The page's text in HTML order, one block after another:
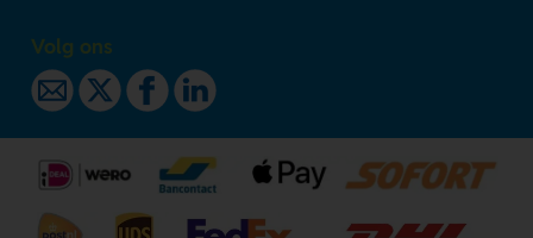
Volg ons